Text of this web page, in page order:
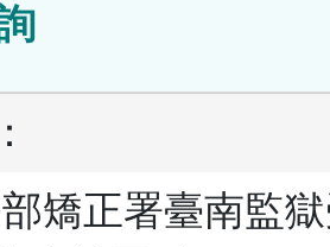
矯正署臺南監